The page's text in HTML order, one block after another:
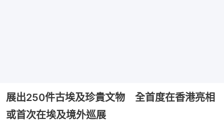
展出250件古埃及珍貴文物 全首度在香港亮相
或首次在埃及境外巡展